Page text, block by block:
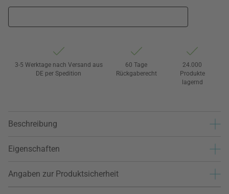
3-5 Werktage nach Versand aus
DE per Spedition
60 Tage
Rückgaberecht
24.000
Produkte
lagernd
Beschreibung
Eigenschaften
Angaben zur Produktsicherheit